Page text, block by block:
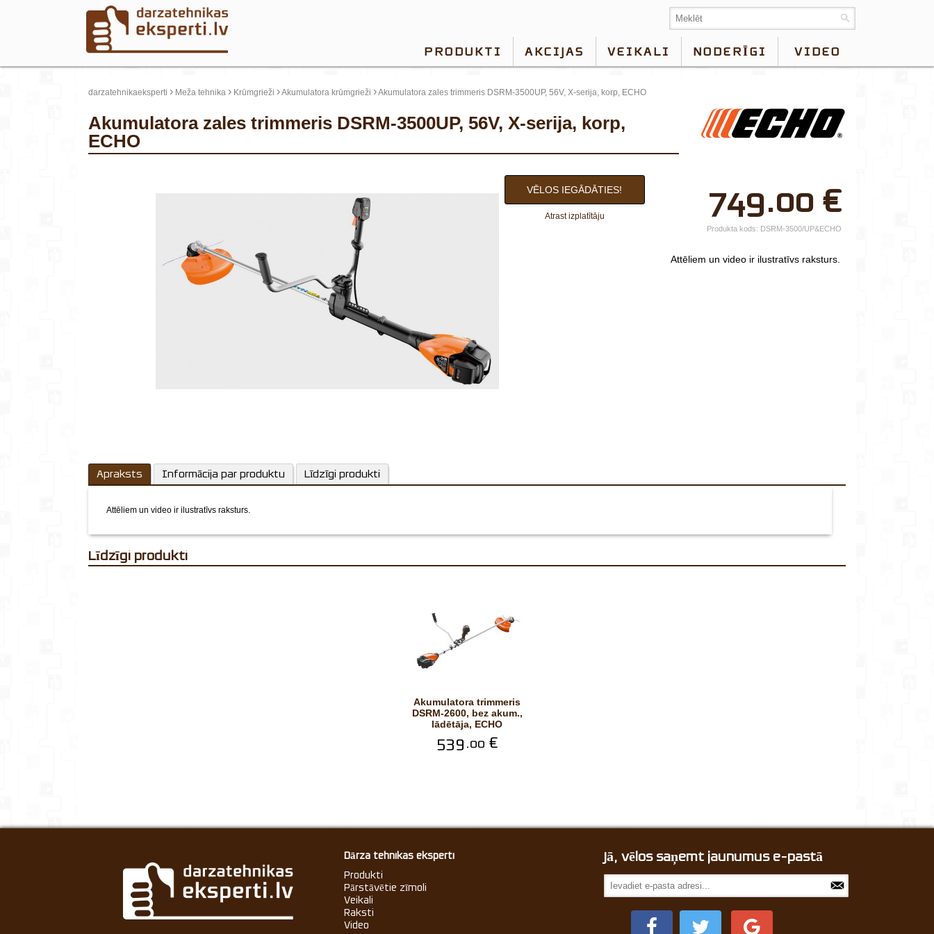
PRODUKTI AKCIJAS VEIKALI NODERĪGI VIDEO
darzatehnikaeksperti › Meža tehnika › Krūmgrieži ›Akumulatora krūmgrieži ›Akumulatora zales trimmeris DSRM-3500UP, 56V, X-serija, korp, ECHO
Akumulatora zales trimmeris DSRM-3500UP, 56V, X-serija, korp,
ECHO
Jūsu vārds*
749.00 €
VĒLOS IEGĀDĀTIES!
Atrast izplatītāju
Produkta kods: DSRM-3500/UP&ECHO
Attēliem un video ir ilustratīvs raksturs.
Apraksts Informācija par produktu Līdzīgi produkti
Attēliem un video ir ilustratīvs raksturs.
Līdzīgi produkti
Akumulatora trimmeris
DSRM-2600, bez akum.,
lādētāja, ECHO
539.00 €
Dārza tehnikas eksperti
Produkti
Pārstāvētie zīmoli
Veikali
Raksti
Video
Jā, vēlos saņemt jaunumus e-pastā